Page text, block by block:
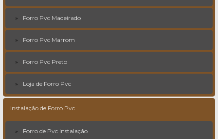
Forro Pvc Madeirado
Forro Pvc Marrom
Forro Pvc Preto
Loja de Forro Pvc
Instalação de Forro Pvc
Forro de Pvc Instalação